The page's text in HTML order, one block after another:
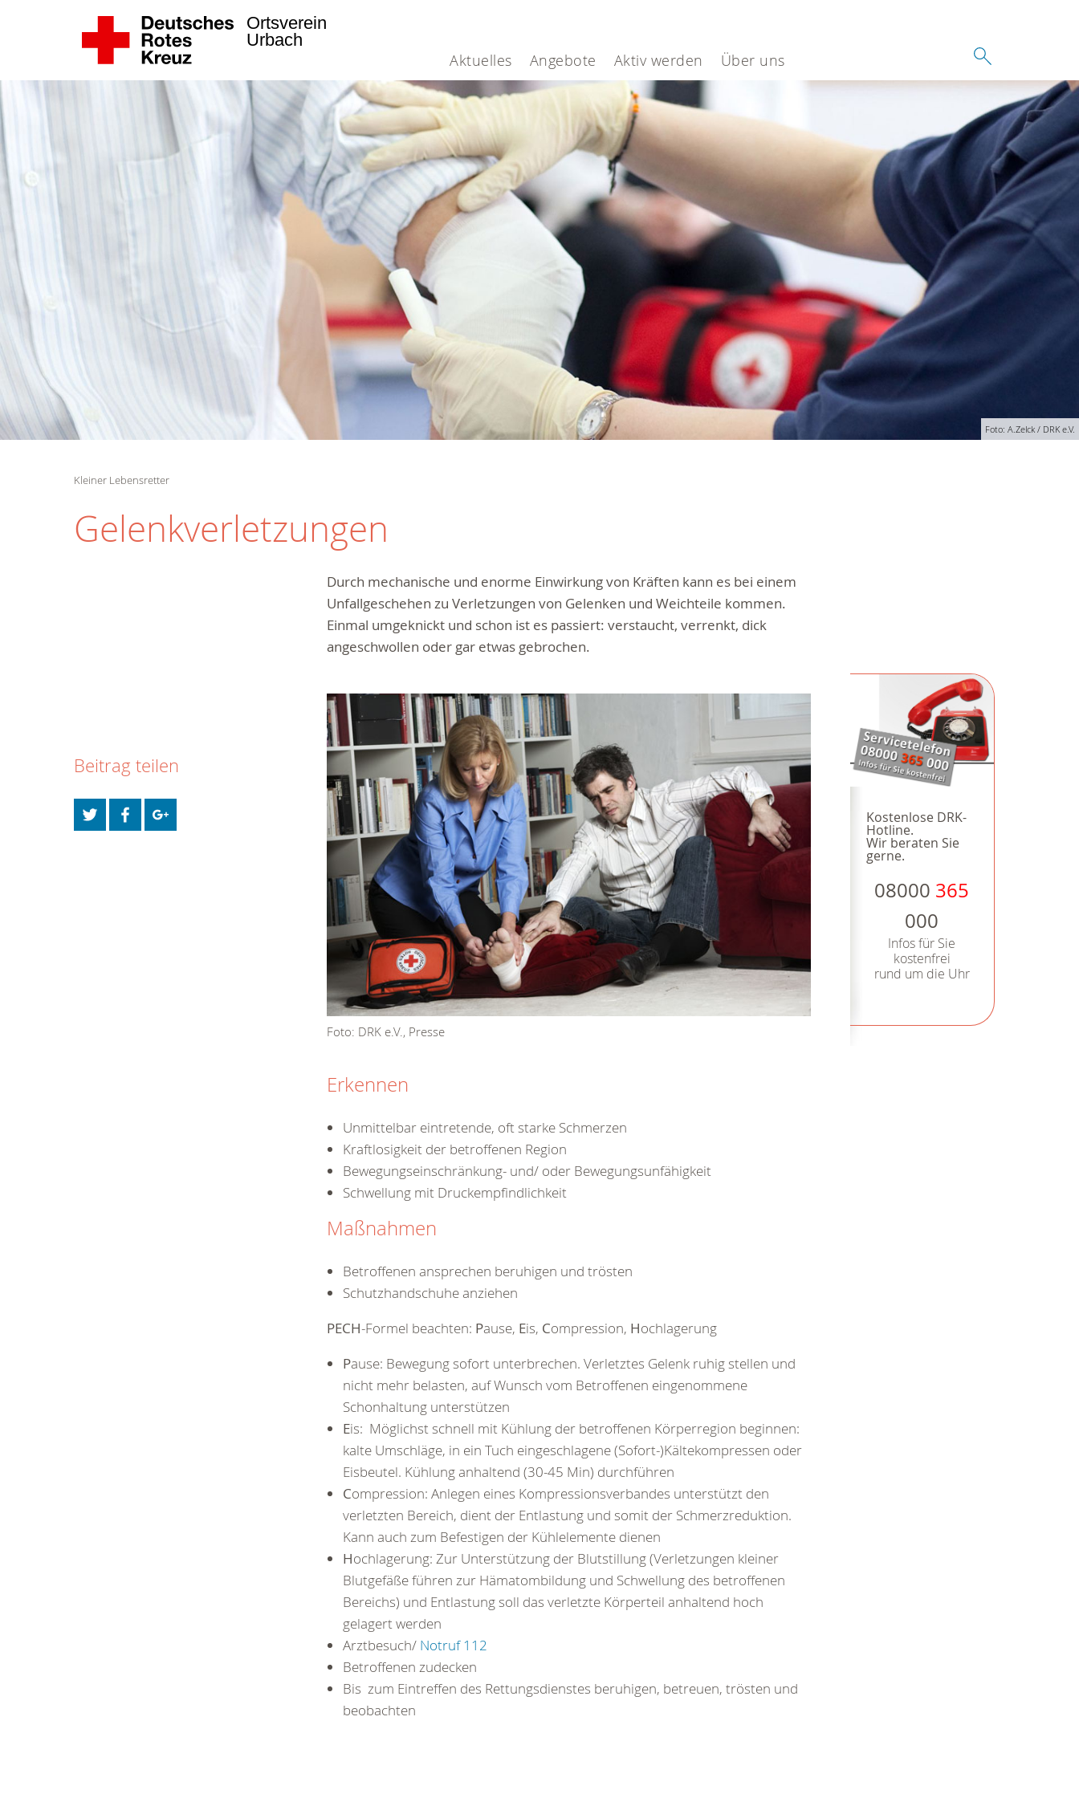
Aktuelles Angebote Aktiv werden Über uns
Ortsverein
Urbach
Foto: A.Zelck / DRK e.V.
Kleiner Lebensretter
Gelenkverletzungen
Durch mechanische und enorme Einwirkung von Kräften kann es bei einem
Unfallgeschehen zu Verletzungen von Gelenken und Weichteile kommen.
Einmal umgeknickt und schon ist es passiert: verstaucht, verrenkt, dick
angeschwollen oder gar etwas gebrochen.
Kostenlose DRK-
Hotline.
Wir beraten Sie
gerne.
08000 365
000
Infos für Sie
kostenfrei
rund um die Uhr
Foto: DRK e.V., Presse
Erkennen
Unmittelbar eintretende, oft starke Schmerzen
Kraftlosigkeit der betroffenen Region
Bewegungseinschränkung- und/ oder Bewegungsunfähigkeit
Schwellung mit Druckempfindlichkeit
Maßnahmen
Betroffenen ansprechen beruhigen und trösten
Schutzhandschuhe anziehen
PECH-Formel beachten: Pause, Eis, Compression, Hochlagerung
Pause: Bewegung sofort unterbrechen. Verletztes Gelenk ruhig stellen und
nicht mehr belasten, auf Wunsch vom Betroffenen eingenommene
Schonhaltung unterstützen
Eis: Möglichst schnell mit Kühlung der betroffenen Körperregion beginnen:
kalte Umschläge, in ein Tuch eingeschlagene (Sofort-)Kältekompressen oder
Eisbeutel. Kühlung anhaltend (30-45 Min) durchführen
Compression: Anlegen eines Kompressionsverbandes unterstützt den
verletzten Bereich, dient der Entlastung und somit der Schmerzreduktion.
Kann auch zum Befestigen der Kühlelemente dienen
Hochlagerung: Zur Unterstützung der Blutstillung (Verletzungen kleiner
Blutgefäße führen zur Hämatombildung und Schwellung des betroffenen
Bereichs) und Entlastung soll das verletzte Körperteil anhaltend hoch
gelagert werden
Arztbesuch/ Notruf 112
Betroffenen zudecken
Bis zum Eintreffen des Rettungsdienstes beruhigen, betreuen, trösten und
beobachten
Beitrag teilen